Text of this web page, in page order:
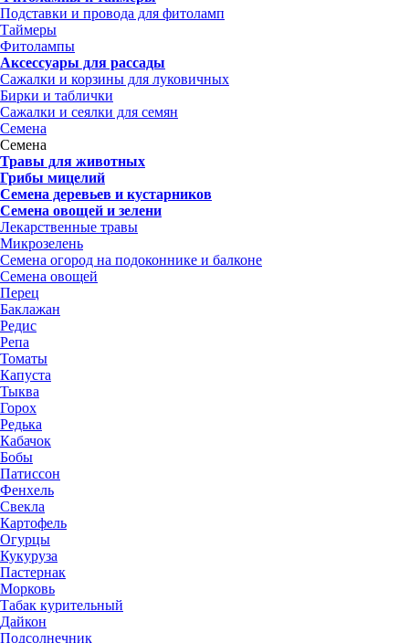
Подставки и провода для фитоламп
Таймеры
Фитолампы
Аксессуары для рассады
Сажалки и корзины для луковичных
Бирки и таблички
Сажалки и сеялки для семян
Семена
Семена
Травы для животных
Грибы мицелий
Семена деревьев и кустарников
Семена овощей и зелени
Лекарственные травы
Микрозелень
Семена огород на подоконнике и балконе
Семена овощей
Перец
Баклажан
Редис
Репа
Томаты
Капуста
Тыква
Горох
Редька
Кабачок
Бобы
Патиссон
Фенхель
Свекла
Картофель
Огурцы
Кукуруза
Пастернак
Морковь
Табак курительный
Дайкон
Подсолнечник